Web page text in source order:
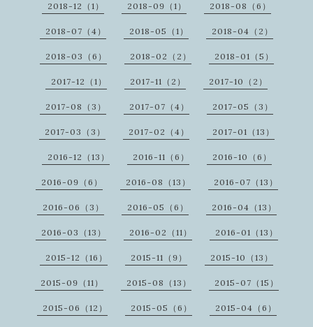
2018-12（1） 2018-09（1） 2018-08（6）
2018-07（4） 2018-05（1） 2018-04（2）
2018-03（6） 2018-02（2） 2018-01（5）
2017-12（1） 2017-11（2） 2017-10（2）
2017-08（3） 2017-07（4） 2017-05（3）
2017-03（3） 2017-02（4） 2017-01（13）
2016-12（13） 2016-11（6） 2016-10（6）
2016-09（6） 2016-08（13） 2016-07（13）
2016-06（3） 2016-05（6） 2016-04（13）
2016-03（13） 2016-02（11） 2016-01（13）
2015-12（16） 2015-11（9） 2015-10（13）
2015-09（11） 2015-08（13） 2015-07（15）
2015-06（12） 2015-05（6） 2015-04（6）